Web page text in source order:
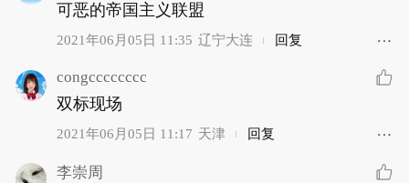
可恶的帝国主义联盟
2021年06月05日 11:35 辽宁大连 回复
congcccccccc
双标现场
2021年06月05日 11:17 天津 回复
李崇周